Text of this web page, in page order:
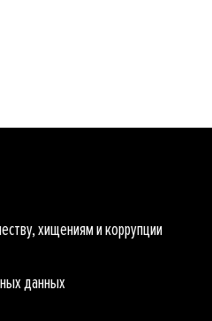
хищениям и коррупции
данных